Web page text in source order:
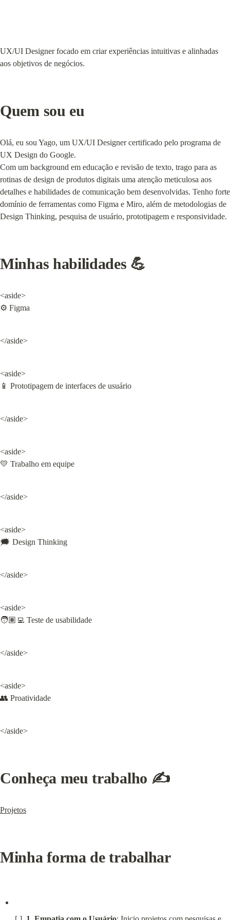
UX/UI Designer focado em criar experiências intuitivas e alinhadas
aos objetivos de negócios.
Quem sou eu
Olá, eu sou Yago, um UX/UI Designer certificado pelo programa de
UX Design do Google.
Com um background em educação e revisão de texto, trago para as
rotinas de design de produtos digitais uma atenção meticulosa aos
detalhes e habilidades de comunicação bem desenvolvidas. Tenho forte
domínio de ferramentas como Figma e Miro, além de metodologias de
Design Thinking, pesquisa de usuário, prototipagem e responsividade.
Minhas habilidades 💪
<aside>
⚙ Figma
</aside>
<aside>
📱 Prototipagem de interfaces de usuário
</aside>
<aside>
💛 Trabalho em equipe
</aside>
<aside>
🗯️ Design Thinking
</aside>
<aside>
🧑🏽‍💻 Teste de usabilidade
</aside>
<aside>
👥 Proatividade
</aside>
Conheça meu trabalho ✍️
Projetos
Minha forma de trabalhar